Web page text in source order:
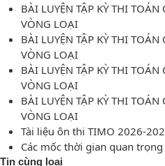
BÀI LUYỆN TẬP KỲ THI
VÒNG LOẠI
BÀI LUYỆN TẬP KỲ THI
VÒNG LOẠI
BÀI LUYỆN TẬP KỲ THI
VÒNG LOẠI
BÀI LUYỆN TẬP KỲ THI
VÒNG LOẠI
Tài liệu ôn thi TIMO 2026-
Các mốc thời gian quan
Tin cùng loại